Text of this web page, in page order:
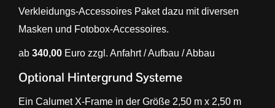
Verkleidungs-Accessoires Paket dazu mit diversen
Masken und Fotobox-Accessoires.
ab 340,00 Euro zzgl. Anfahrt / Aufbau / Abbau
Optional Hintergrund Systeme
Ein Calumet X-Frame in der Größe 2,50 m x 2,50 m